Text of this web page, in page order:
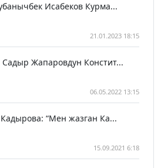
Исабеков Курма...
21.01.2023 18:15
Жапаровдун Констит...
06.05.2022 13:15
“Мен жазган Ка...
15.09.2021 6:18